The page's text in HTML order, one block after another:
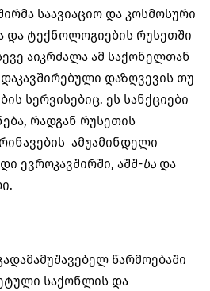
საავიაციო და კოსმოსური
და ტექნოლოგიების რუსეთში
აიკრძალა ამ საქონელთან
დაზღვევის თუ
სერვისებიც. ეს სანქციები
რადგან რუსეთის
ამჟამინდელი
ევროკავშირში, აშშ-სა და
წარმოებაში
საქონლის და